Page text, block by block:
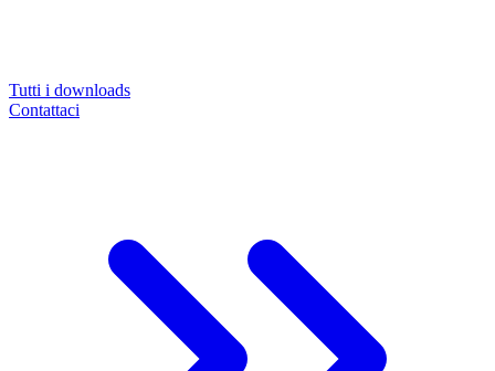
Tutti i downloads
Contattaci